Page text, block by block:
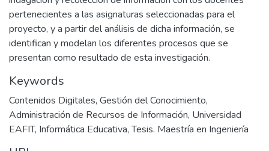
pertenecientes a las asignaturas seleccionadas para el
proyecto, y a partir del análisis de dicha información, se
identifican y modelan los diferentes procesos que se
presentan como resultado de esta investigación.
Keywords
Contenidos Digitales, Gestión del Conocimiento,
Administración de Recursos de Información, Universidad
EAFIT, Informática Educativa,Tesis. Maestría en Ingeniería